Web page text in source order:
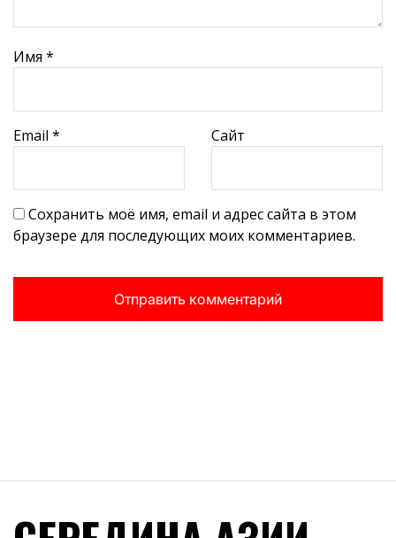
Имя *
Email * Сайт
Сохранить моё имя, email и адрес сайта в этом
браузере для последующих моих комментариев.